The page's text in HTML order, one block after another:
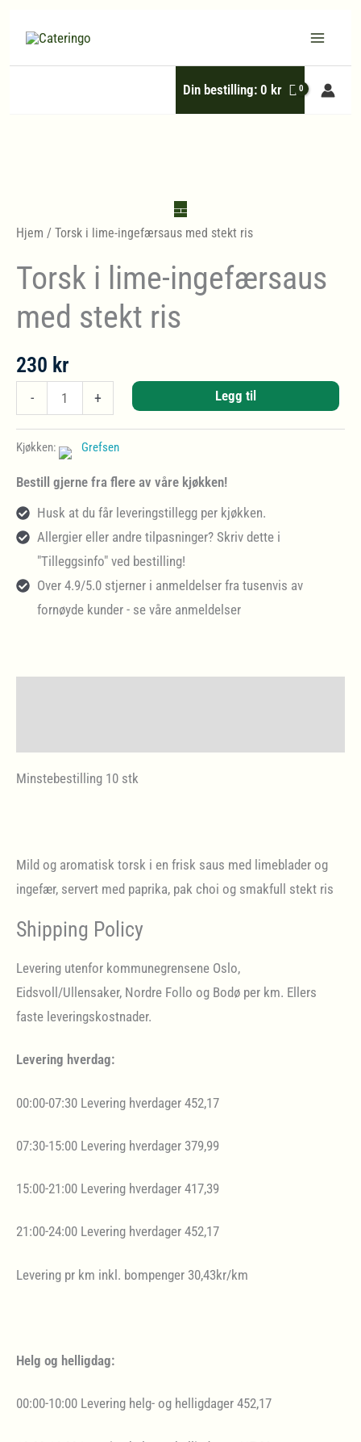
Din bestilling:0 kr
Hjem / Torsk i lime-ingefærsaus med stekt ris
Torsk i lime-ingefærsaus
med stekt ris
230 kr
-
i
lime-
ingefærsaus
med
stekt
ris
antall
+ Legg til
Kjøkken: Grefsen
Bestill gjerne fra flere av våre kjøkken!
Husk at du får leveringstillegg per kjøkken.
Allergier eller andre tilpasninger? Skriv dette i
"Tilleggsinfo" ved bestilling!
Over 4.9/5.0 stjerner i anmeldelser fra tusenvis av
fornøyde kunder - se våre anmeldelser
Minstebestilling 10 stk
Mild og aromatisk torsk i en frisk saus med limeblader og
ingefær, servert med paprika, pak choi og smakfull stekt ris
Shipping Policy
Levering utenfor kommunegrensene Oslo,
Eidsvoll/Ullensaker, Nordre Follo og Bodø per km. Ellers
faste leveringskostnader.
Levering hverdag:
00:00-07:30 Levering hverdager 452,17
07:30-15:00 Levering hverdager 379,99
15:00-21:00 Levering hverdager 417,39
21:00-24:00 Levering hverdager 452,17
Levering pr km inkl. bompenger 30,43kr/km
Helg og helligdag:
00:00-10:00 Levering helg- og helligdager 452,17